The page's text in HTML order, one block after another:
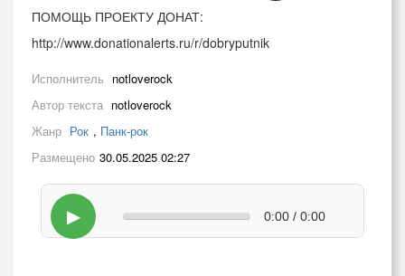
ПОМОЩЬ ПРОЕКТУ ДОНАТ:
http://www.donationalerts.ru/r/dobryputnik
Исполнитель notloverock
Автор текста notloverock
Жанр Рок , Панк-рок
Размещено 30.05.2025 02:27
▶ 0:00 / 0:00